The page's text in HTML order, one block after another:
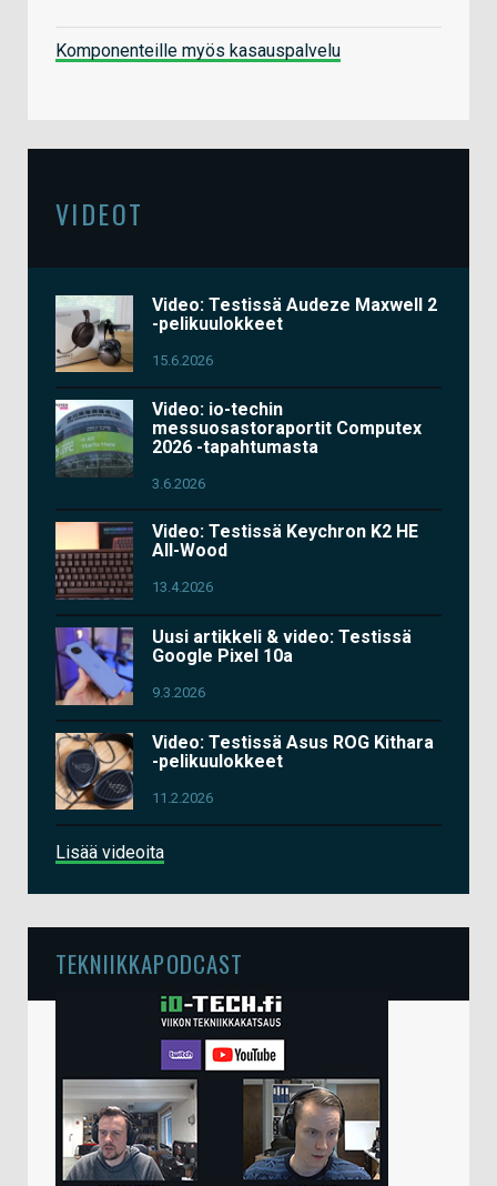
Komponenteille myös kasauspalvelu
VIDEOT
Video: Testissä Audeze Maxwell 2
-pelikuulokkeet
15.6.2026
Video: io-techin
messuosastoraportit Computex
2026 -tapahtumasta
3.6.2026
Video: Testissä Keychron K2 HE
All-Wood
13.4.2026
Uusi artikkeli & video: Testissä
Google Pixel 10a
9.3.2026
Video: Testissä Asus ROG Kithara
-pelikuulokkeet
11.2.2026
Lisää videoita
TEKNIIKKAPODCAST